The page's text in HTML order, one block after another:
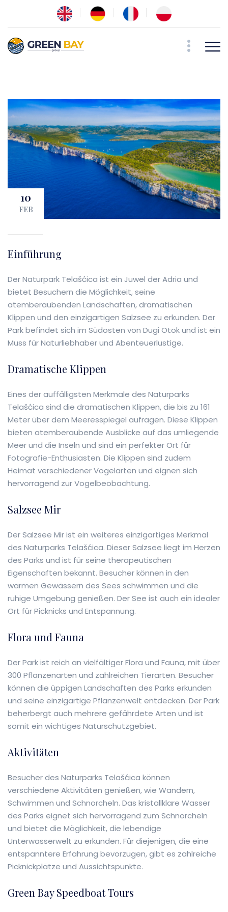
10
FEB
Einführung
Der Naturpark Telašćica ist ein Juwel der Adria und
bietet Besuchern die Möglichkeit, seine
atemberaubenden Landschaften, dramatischen
Klippen und den einzigartigen Salzsee zu erkunden. Der
Park befindet sich im Südosten von Dugi Otok und ist ein
Muss für Naturliebhaber und Abenteuerlustige.
Dramatische Klippen
Eines der auffälligsten Merkmale des Naturparks
Telašćica sind die dramatischen Klippen, die bis zu 161
Meter über dem Meeresspiegel aufragen. Diese Klippen
bieten atemberaubende Ausblicke auf das umliegende
Meer und die Inseln und sind ein perfekter Ort für
Fotografie-Enthusiasten. Die Klippen sind zudem
Heimat verschiedener Vogelarten und eignen sich
hervorragend zur Vogelbeobachtung.
Salzsee Mir
Der Salzsee Mir ist ein weiteres einzigartiges Merkmal
des Naturparks Telašćica. Dieser Salzsee liegt im Herzen
des Parks und ist für seine therapeutischen
Eigenschaften bekannt. Besucher können in den
warmen Gewässern des Sees schwimmen und die
ruhige Umgebung genießen. Der See ist auch ein idealer
Ort für Picknicks und Entspannung.
Flora und Fauna
Der Park ist reich an vielfältiger Flora und Fauna, mit über
300 Pflanzenarten und zahlreichen Tierarten. Besucher
können die üppigen Landschaften des Parks erkunden
und seine einzigartige Pflanzenwelt entdecken. Der Park
beherbergt auch mehrere gefährdete Arten und ist
somit ein wichtiges Naturschutzgebiet.
Aktivitäten
Besucher des Naturparks Telašćica können
verschiedene Aktivitäten genießen, wie Wandern,
Schwimmen und Schnorcheln. Das kristallklare Wasser
des Parks eignet sich hervorragend zum Schnorcheln
und bietet die Möglichkeit, die lebendige
Unterwasserwelt zu erkunden. Für diejenigen, die eine
entspanntere Erfahrung bevorzugen, gibt es zahlreiche
Picknickplätze und Aussichtspunkte.
Green Bay Speedboat Tours